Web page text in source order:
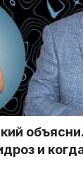
и